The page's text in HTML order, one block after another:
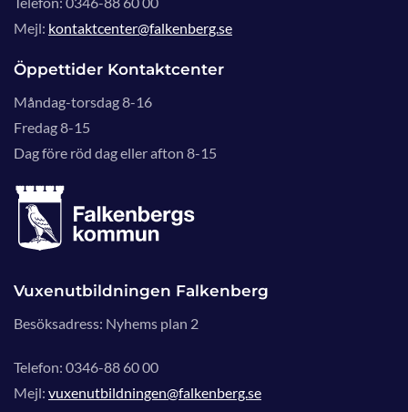
Mejl: kontaktcenter@falkenberg.se
Öppettider Kontaktcenter
Måndag-torsdag 8-16
Fredag 8-15
Dag före röd dag eller afton 8-15
Vuxenutbildningen Falkenberg
Besöksadress: Nyhems plan 2
Telefon: 0346-88 60 00
Mejl: vuxenutbildningen@falkenberg.se